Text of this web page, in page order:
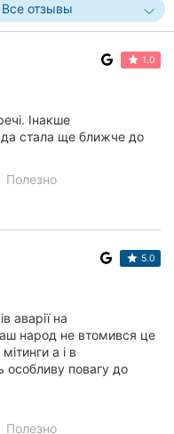
Все отзывы
1.0
Інакше
стала ще ближче до
Полезно
5.0
аварії на
народ не втомився це
а і в
особливу повагу до
Полезно